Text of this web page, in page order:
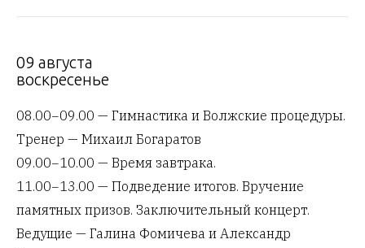
09 августа
воскресенье
08.00−09.00 — Гимнастика и Волжские процедуры.
Тренер — Михаил Богаратов
09.00−10.00 — Время завтрака.
11.00−13.00 — Подведение итогов. Вручение
памятных призов. Заключительный концерт.
Ведущие — Галина Фомичева и Александр